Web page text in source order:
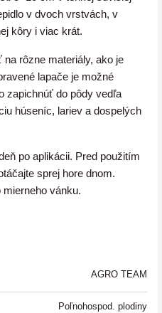
v dvoch vrstvách, v
kôry i viac krát.
rôzne materiály, ako je
lapače je možné
zapichnúť do pôdy vedľa
húseníc, lariev a dospelých
po aplikácii. Pred použitím
sprej hore dnom.
mierneho vánku.
AGRO TEAM
Poľnohospod. plodiny